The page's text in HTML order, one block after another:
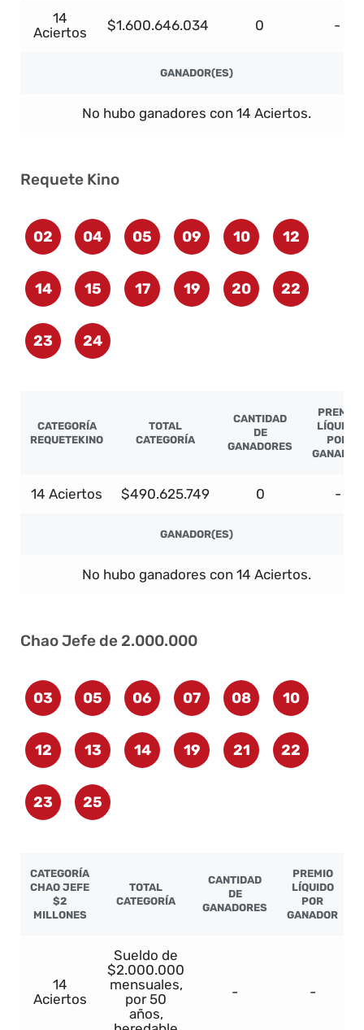
14
Aciertos
$1.600.646.034 0 -
GANADOR(ES)
No hubo ganadores con 14 Aciertos.
Requete Kino
02 04 05 09 10 12
14 15 17 19 20 22
23 24
CATEGORÍA
REQUETEKINO
TOTAL
CATEGORÍA
CANTIDAD
DE
GANADORES
PREMIO
LÍQUIDO
POR
GANADOR
14 Aciertos $490.625.749 0 -
GANADOR(ES)
No hubo ganadores con 14 Aciertos.
Chao Jefe de 2.000.000
03 05 06 07 08 10
12 13 14 19 21 22
23 25
CATEGORÍA
CHAO JEFE
$2
MILLONES
TOTAL
CATEGORÍA
CANTIDAD
DE
GANADORES
PREMIO
LÍQUIDO
POR
GANADOR
14
Aciertos
Sueldo de
$2.000.000
mensuales,
por 50
años,
- -